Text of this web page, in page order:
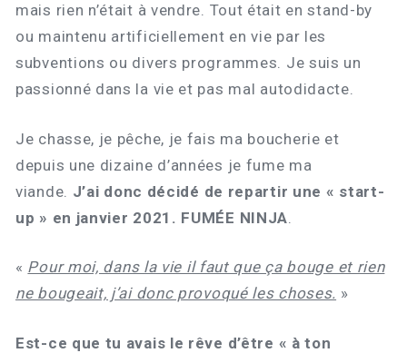
mais rien n’était à vendre. Tout était en stand-by
ou maintenu artificiellement en vie par les
subventions ou divers programmes. Je suis un
passionné dans la vie et pas mal autodidacte.
Je chasse, je pêche, je fais ma boucherie et
depuis une dizaine d’années je fume ma
viande. J’ai donc décidé de repartir une « start-
up » en janvier 2021. FUMÉE NINJA
« Pour moi, dans la vie il faut que ça bouge et rien
ne bougeait, j’ai donc provoqué les choses. »
Est-ce que tu avais le rêve d’être « à ton